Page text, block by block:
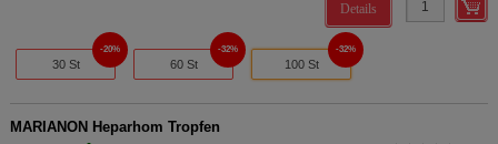
Details
30 St
20%
60 St
32%
100 St
32%
MARIANON Heparhom Tropfen